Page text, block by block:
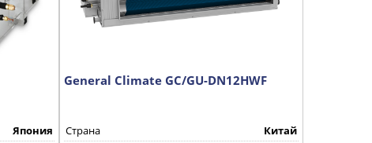
Япония
General Climate GC/GU-DN12HWF
Страна
Китай